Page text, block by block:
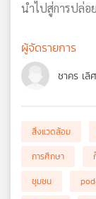
นำไปสู่การปล่อย
ผู้จัดรายการ
ชาคร เลิ
สิ่งแวดล้อม
การศึกษา
ชุมชน